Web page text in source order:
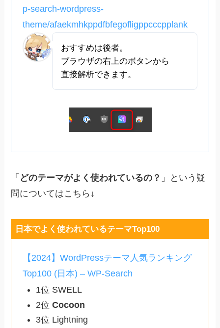
p-search-wordpress-
theme/afaekmhkppdfbfegofligppcccpplank
おすすめは後者。
ブラウザの右上のボタンから
直接解析できます。
「 どのテーマがよく使われているの？ 」という疑
問についてはこちら↓
日本でよく使われているテーマTop100
【2024】WordPressテーマ人気ランキング
Top100 (日本) – WP-Search
1位 SWELL
2位 Cocoon
3位 Lightning